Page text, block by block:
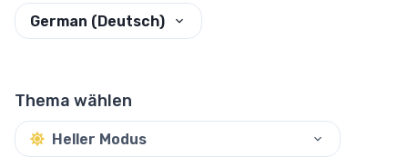
German (Deutsch)
Thema wählen
Heller Modus